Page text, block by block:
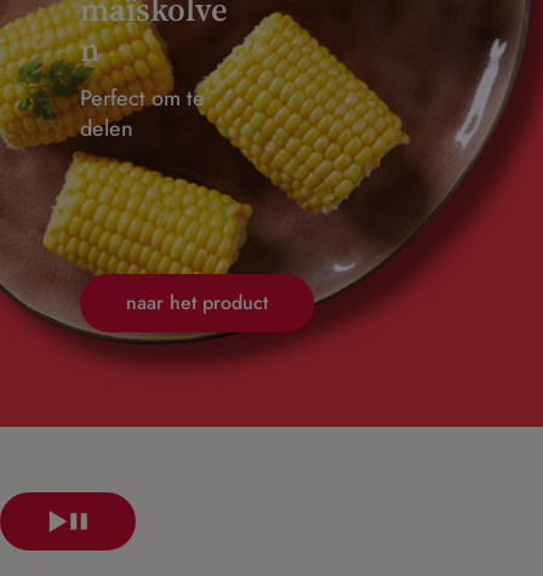
maïskolve
n
Perfect om te
delen
naar het product